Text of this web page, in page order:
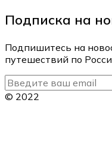
Подписка на
Подпишитесь на
путешествий по
© 2022